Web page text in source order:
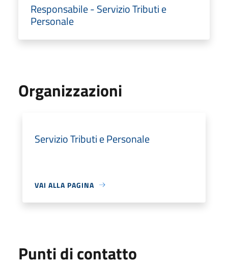
Responsabile - Servizio Tributi e
Personale
Organizzazioni
Servizio Tributi e Personale
VAI ALLA PAGINA
Punti di contatto